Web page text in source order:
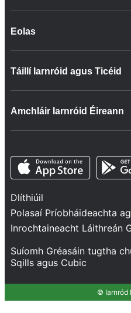
Eolas
Faisnéis faoin gCuideachta
Cairt Phaisinéirí
Ceisteanna Coitianta
Ráiteas Líonra
Sábháilteacht agus Slándáil
Seirbhísí
Feidhmíocht dTraenacha
Táillí Iarnróid agus Ticéid
Déan teagmháil linn
Inrochtaineacht ar Bord ár
Amchláir Iarnróid Éireann
Lean sinn
Opens in a
Dlíthiúil
Polasaí Príobháideachta
Inrochtaineacht Láithreán
Suíomh Gréasáin tugtha
Sqills agus Cubic
© Iarnród